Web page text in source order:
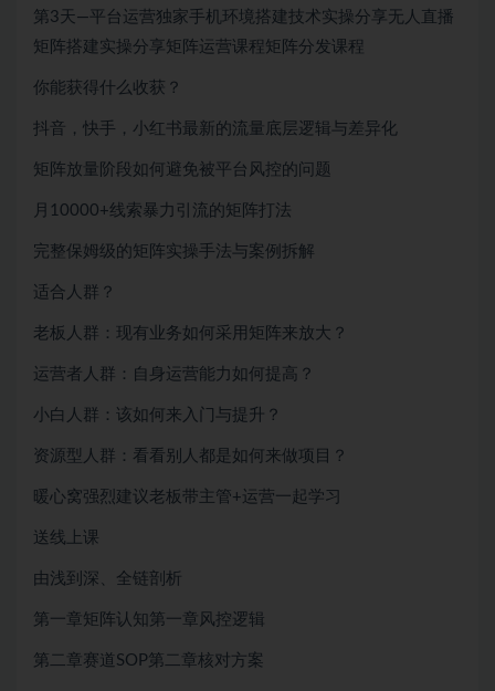
第3天—平台运营独家手机环境搭建技术实操分享无人直播
矩阵搭建实操分享矩阵运营课程矩阵分发课程
你能获得什么收获？
抖音，快手，小红书最新的流量底层逻辑与差异化
矩阵放量阶段如何避免被平台风控的问题
月10000+线索暴力引流的矩阵打法
完整保姆级的矩阵实操手法与案例拆解
适合人群？
老板人群：现有业务如何采用矩阵来放大？
运营者人群：自身运营能力如何提高？
小白人群：该如何来入门与提升？
资源型人群：看看别人都是如何来做项目？
暖心窝强烈建议老板带主管+运营一起学习
送线上课
由浅到深、全链剖析
第一章矩阵认知第一章风控逻辑
第二章赛道SOP第二章核对方案